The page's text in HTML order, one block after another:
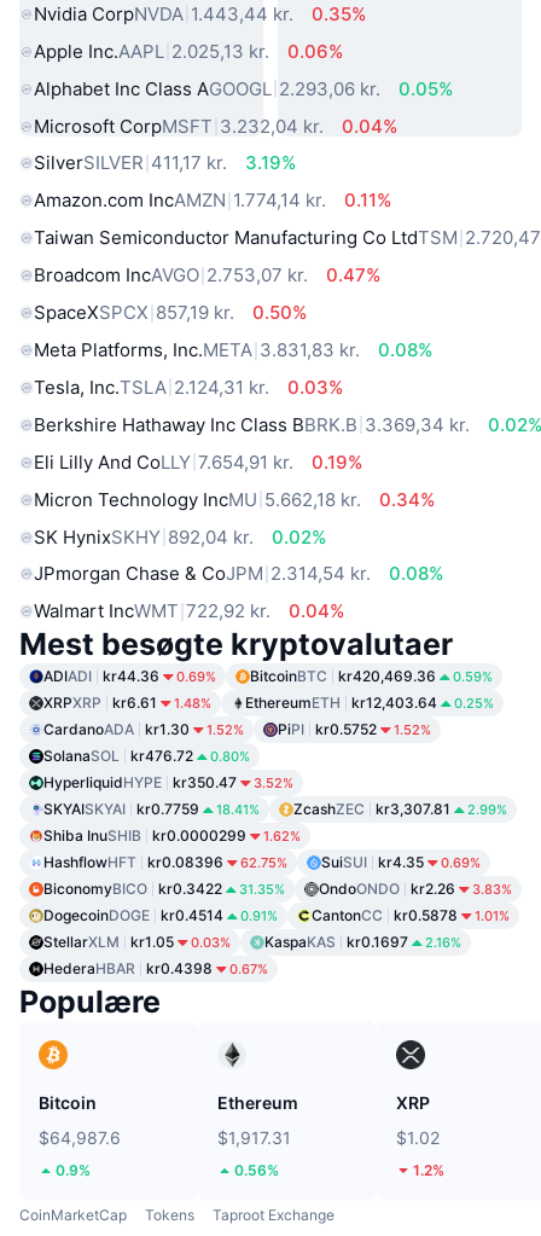
Nvidia CorpNVDA 1.443,44 kr.
0.35%
Apple Inc.AAPL 2.025,13 kr.
0.06%
Alphabet Inc Class AGOOGL 2.293,06 kr.
0.05%
Microsoft CorpMSFT 3.232,04 kr.
0.04%
SilverSILVER 411,17 kr.
3.19%
Amazon.com IncAMZN 1.774,14 kr.
0.11%
Taiwan Semiconductor Manufacturing Co LtdTSM
Broadcom IncAVGO 2.753,07 kr.
0.47%
SpaceXSPCX 857,19 kr.
0.50%
Meta Platforms, Inc.META 3.831,83 kr.
0.08%
Tesla, Inc.TSLA 2.124,31 kr.
0.03%
Berkshire Hathaway Inc Class BBRK.B 3.369,34 kr.
Eli Lilly And CoLLY 7.654,91 kr.
0.19%
Micron Technology IncMU 5.662,18 kr.
0.34%
SK HynixSKHY 892,04 kr.
0.02%
JPmorgan Chase & CoJPM 2.314,54 kr.
0.08%
Walmart IncWMT 722,92 kr. 0.04%
Mest besøgte kryptovalutaer
ADIADI kr44.36 0.69% BitcoinBTC kr420,469.36 0.59%
XRPXRP kr6.61 1.48% EthereumETH kr12,403.64 0.25%
CardanoADA kr1.30 1.52% PiPI kr0.5752 1.52%
SolanaSOL kr476.72 0.80%
HyperliquidHYPE kr350.47 3.52%
SKYAISKYAI kr0.7759 18.41% ZcashZEC kr3,307.81 2.99%
Shiba InuSHIB kr0.0000299 1.62%
HashflowHFT kr0.08396 62.75% SuiSUI kr4.35 0.69%
BiconomyBICO kr0.3422 31.35% OndoONDO kr2.26 3.83%
DogecoinDOGE kr0.4514 0.91% CantonCC kr0.5878 1.01%
StellarXLM kr1.05 0.03% KaspaKAS kr0.1697 2.16%
HederaHBAR kr0.4398 0.67%
Populære
Bitcoin
$64,987.6
0.9%
Ethereum
$1,917.31
0.56%
XRP
$1.02
1.2%
CoinMarketCap Tokens Taproot Exchange